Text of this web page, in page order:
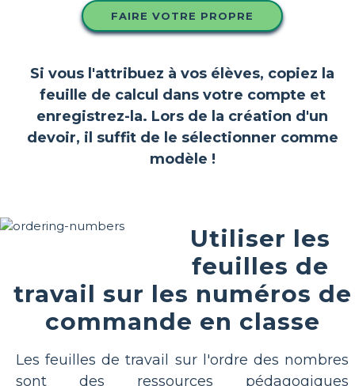
FAIRE VOTRE PROPRE
Si vous l'attribuez à vos élèves, copiez la
feuille de calcul dans votre compte et
enregistrez-la. Lors de la création d'un
devoir, il suffit de le sélectionner comme
modèle !
Utiliser les
feuilles de
travail sur les numéros de
commande en classe
Les feuilles de travail sur l'ordre des nombres
sont des ressources pédagogiques